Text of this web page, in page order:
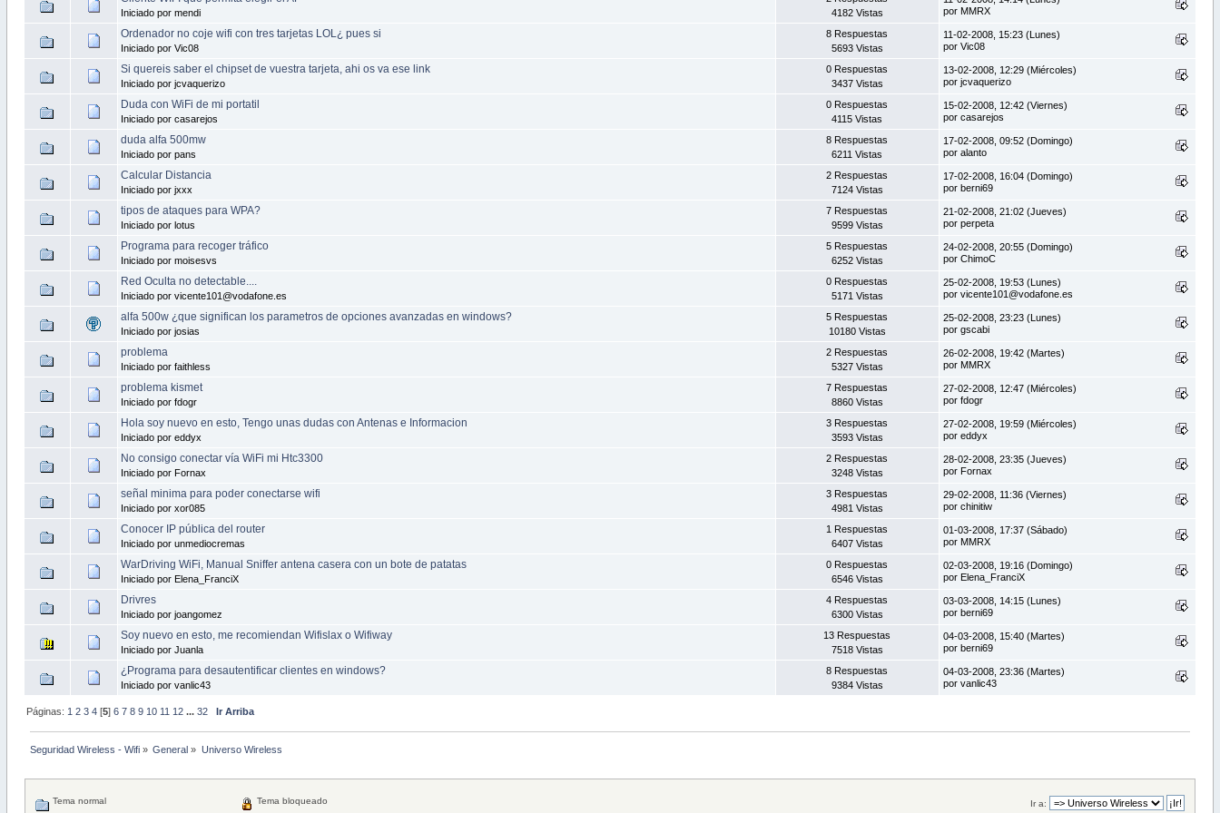
Iniciado por mendi
4182 Vistas
por MMRX
Ordenador no coje wifi con tres tarjetas LOL¿ pues si
Iniciado por Vic08
8 Respuestas
5693 Vistas
11-02-2008, 15:23 (Lunes)
por Vic08
Si quereis saber el chipset de vuestra tarjeta, ahi os va ese link
Iniciado por jcvaquerizo
0 Respuestas
3437 Vistas
13-02-2008, 12:29 (Miércoles)
por jcvaquerizo
Duda con WiFi de mi portatil
Iniciado por casarejos
0 Respuestas
4115 Vistas
15-02-2008, 12:42 (Viernes)
por casarejos
duda alfa 500mw
Iniciado por pans
8 Respuestas
6211 Vistas
17-02-2008, 09:52 (Domingo)
por alanto
Calcular Distancia
Iniciado por jxxx
2 Respuestas
7124 Vistas
17-02-2008, 16:04 (Domingo)
por berni69
tipos de ataques para WPA?
Iniciado por lotus
7 Respuestas
9599 Vistas
21-02-2008, 21:02 (Jueves)
por perpeta
Programa para recoger tráfico
Iniciado por moisesvs
5 Respuestas
6252 Vistas
24-02-2008, 20:55 (Domingo)
por ChimoC
Red Oculta no detectable....
Iniciado por vicente101@vodafone.es
0 Respuestas
5171 Vistas
25-02-2008, 19:53 (Lunes)
por vicente101@vodafone.es
alfa 500w ¿que significan los parametros de opciones avanzadas en windows?
Iniciado por josias
5 Respuestas
10180 Vistas
25-02-2008, 23:23 (Lunes)
por gscabi
problema
Iniciado por faithless
2 Respuestas
5327 Vistas
26-02-2008, 19:42 (Martes)
por MMRX
problema kismet
Iniciado por fdogr
7 Respuestas
8860 Vistas
27-02-2008, 12:47 (Miércoles)
por fdogr
Hola soy nuevo en esto, Tengo unas dudas con Antenas e Informacion
Iniciado por eddyx
3 Respuestas
3593 Vistas
27-02-2008, 19:59 (Miércoles)
por eddyx
No consigo conectar vía WiFi mi Htc3300
Iniciado por Fornax
2 Respuestas
3248 Vistas
28-02-2008, 23:35 (Jueves)
por Fornax
señal minima para poder conectarse wifi
Iniciado por xor085
3 Respuestas
4981 Vistas
29-02-2008, 11:36 (Viernes)
por chinitiw
Conocer IP pública del router
Iniciado por unmediocremas
1 Respuestas
6407 Vistas
01-03-2008, 17:37 (Sábado)
por MMRX
WarDriving WiFi, Manual Sniffer antena casera con un bote de patatas
Iniciado por Elena_FranciX
0 Respuestas
6546 Vistas
02-03-2008, 19:16 (Domingo)
por Elena_FranciX
Drivres
Iniciado por joangomez
4 Respuestas
6300 Vistas
03-03-2008, 14:15 (Lunes)
por berni69
Soy nuevo en esto, me recomiendan Wifislax o Wifiway
Iniciado por Juanla
13 Respuestas
7518 Vistas
04-03-2008, 15:40 (Martes)
por berni69
¿Programa para desautentificar clientes en windows?
Iniciado por vanlic43
8 Respuestas
9384 Vistas
04-03-2008, 23:36 (Martes)
por vanlic43
Páginas: 1 2 3 4[5] 6 7 8 9 10 11 12 ... 32 Ir Arriba
Seguridad Wireless - Wifi» General » Universo Wireless
Ir a:
Tema normal
Tema bloqueado